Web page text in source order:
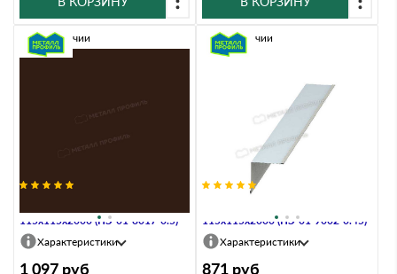
115х115х2000 (ПЭ-01-8017-0.5)
В наличии
Характеристики
1 097 руб
115х115х2000 (ПЭ-01-9002-0.45)
В наличии
Характеристики
871 руб